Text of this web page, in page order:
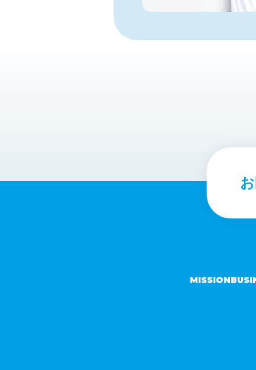
MISSION